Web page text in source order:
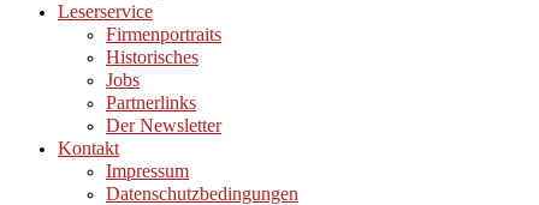
Leserservice
Firmenportraits
Historisches
Jobs
Partnerlinks
Der Newsletter
Kontakt
Impressum
Datenschutzbedingungen